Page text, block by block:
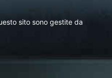
sito sono gestite da